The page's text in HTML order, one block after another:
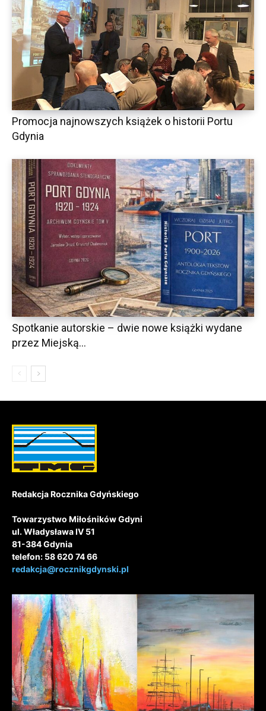
Promocja najnowszych książek o historii Portu
Gdynia
Spotkanie autorskie – dwie nowe książki wydane
przez Miejską...
Redakcja Rocznika Gdyńskiego
Towarzystwo Miłośników Gdyni
ul. Władysława IV 51
81-384 Gdynia
telefon: 58 620 74 66
redakcja@rocznikgdynski.pl